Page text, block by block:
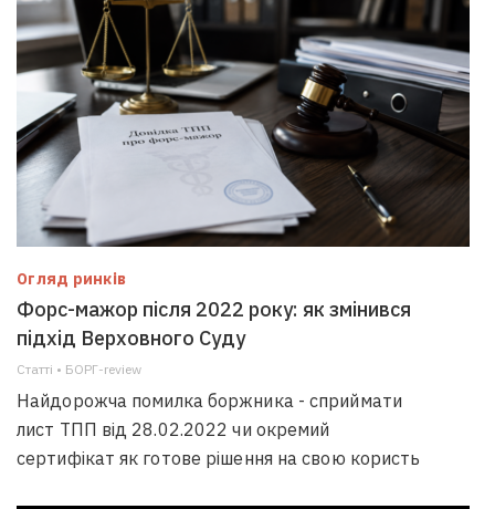
Огляд ринків
Форс-мажор після 2022 року: як змінився
підхід Верховного Суду
Статті • БОРГ-review
Найдорожча помилка боржника - сприймати
лист ТПП від 28.02.2022 чи окремий
сертифікат як готове рішення на свою користь